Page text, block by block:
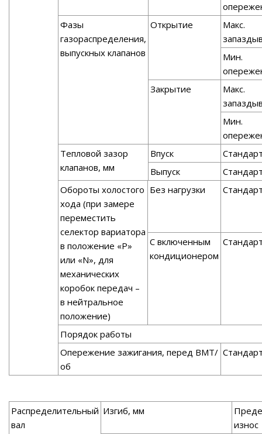
Фазы
газораспределения,
выпускных клапанов
Открытие
Макс.
Мин.
Закрытие
Макс.
Мин.
Тепловой зазор
клапанов, мм
Впуск
Выпуск
Обороты холостого
хода (при замере
переместить
селектор вариатора
в положение «P»
или «N», для
механических
коробок передач –
в нейтральное
положение)
Без нагрузки
С включенным
кондиционером
Порядок работы
Опережение зажигания, перед ВМТ/
об
Распределительный
вал
Изгиб, мм
износ